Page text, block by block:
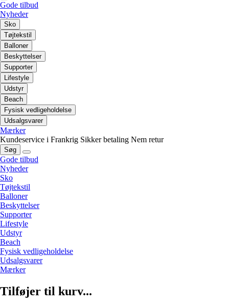
Gode tilbud
Nyheder
Sko
Tøjtekstil
Balloner
Beskyttelser
Supporter
Lifestyle
Udstyr
Beach
Fysisk vedligeholdelse
Udsalgsvarer
Mærker
Kundeservice i Frankrig Sikker betaling Nem retur
Søg
Gode tilbud
Nyheder
Sko
Tøjtekstil
Balloner
Beskyttelser
Supporter
Lifestyle
Udstyr
Beach
Fysisk vedligeholdelse
Udsalgsvarer
Mærker
Tilføjer til kurv...